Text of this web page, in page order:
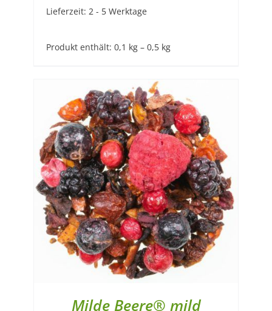
Lieferzeit: 2 - 5 Werktage
Produkt enthält: 0,1 kg – 0,5 kg
Milde Beere® mild